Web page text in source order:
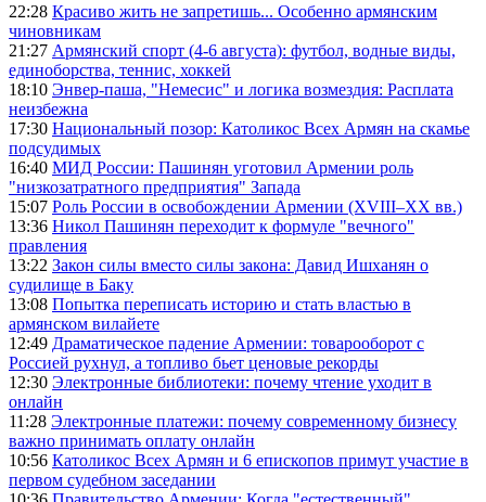
22:28 Красиво жить не запретишь... Особенно армянским
чиновникам
21:27 Армянский спорт (4-6 августа): футбол, водные виды,
единоборства, теннис, хоккей
18:10 Энвер-паша, "Немесис" и логика возмездия: Расплата
неизбежна
17:30 Национальный позор: Католикос Всех Армян на скамье
подсудимых
16:40 МИД России: Пашинян уготовил Армении роль
"низкозатратного предприятия" Запада
15:07 Роль России в освобождении Армении (XVIII–XX вв.)
13:36 Никол Пашинян переходит к формуле "вечного"
правления
13:22 Закон силы вместо силы закона: Давид Ишханян о
судилище в Баку
13:08 Попытка переписать историю и стать властью в
армянском вилайете
12:49 Драматическое падение Армении: товарооборот с
Россией рухнул, а топливо бьет ценовые рекорды
12:30 Электронные библиотеки: почему чтение уходит в
онлайн
11:28 Электронные платежи: почему современному бизнесу
важно принимать оплату онлайн
10:56 Католикос Всех Армян и 6 епископов примут участие в
первом судебном заседании